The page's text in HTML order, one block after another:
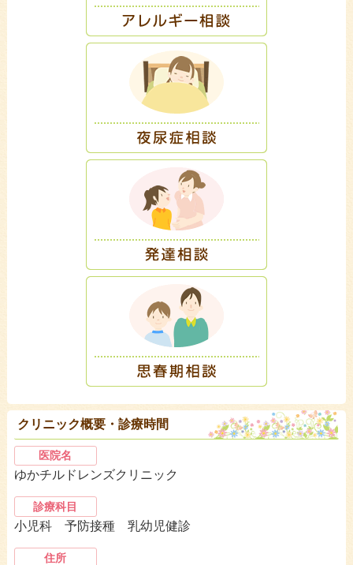
クリニック概要・診療時間
医院名
ゆかチルドレンズクリニック
診療科目
小児科 予防接種 乳幼児健診
住所